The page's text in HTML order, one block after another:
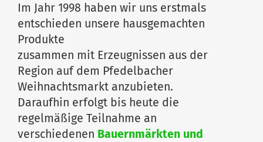
Im Jahr 1998 haben wir uns erstmals
entschieden unsere hausgemachten
Produkte
zusammen mit Erzeugnissen aus der
Region auf dem Pfedelbacher
Weihnachtsmarkt anzubieten.
Daraufhin erfolgt bis heute die
regelmäßige Teilnahme an
verschiedenen Bauernmärkten und